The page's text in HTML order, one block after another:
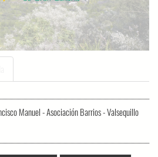
Manuel - Asociación Barrios - Valsequillo